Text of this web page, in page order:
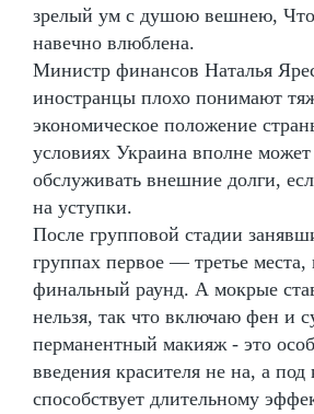
зрелый ум с душою вешнею,
навечно влюблена.
Министр финансов Наталья
иностранцы плохо понимают
экономическое положение
условиях Украина вполне может
обслуживать внешние долги,
на уступки.
После групповой стадии
группах первое — третье места,
финальный раунд. А мокрые
нельзя, так что включаю фен и
перманентный макияж - это
введения красителя не на, а под
способствует длительному